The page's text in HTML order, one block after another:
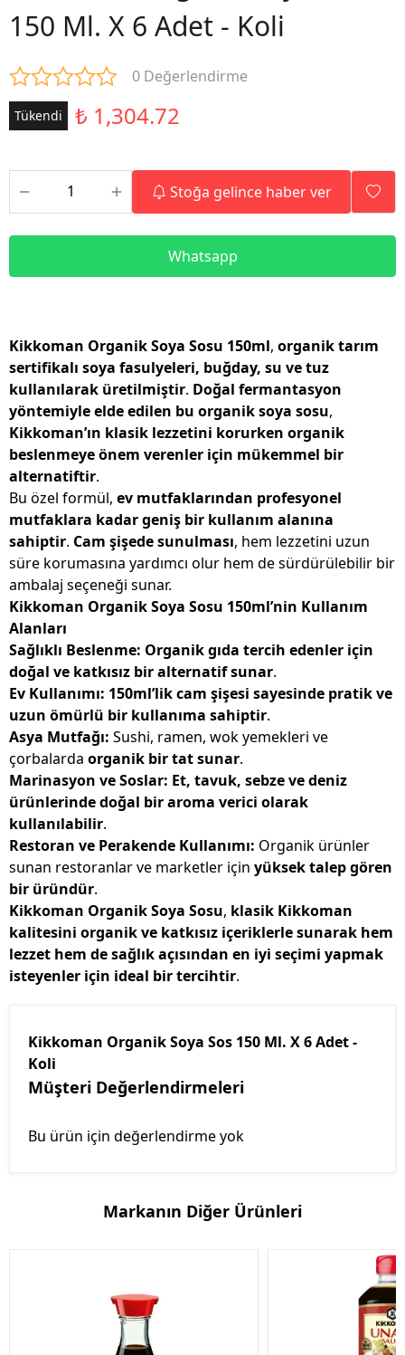
150 Ml. X 6 Adet - Koli
0 Değerlendirme
Tükendi ₺ 1,304.72
Stoğa gelince haber ver
Whatsapp
Kikkoman Organik Soya Sosu 150ml, organik tarım
sertifikalı soya fasulyeleri, buğday, su ve tuz
kullanılarak üretilmiştir. Doğal fermantasyon
yöntemiyle elde edilen bu organik soya sosu,
Kikkoman’ın klasik lezzetini korurken organik
beslenmeye önem verenler için mükemmel bir
alternatiftir.
Bu özel formül, ev mutfaklarından profesyonel
mutfaklara kadar geniş bir kullanım alanına
sahiptir. Cam şişede sunulması, hem lezzetini uzun
süre korumasına yardımcı olur hem de sürdürülebilir bir
ambalaj seçeneği sunar.
Kikkoman Organik Soya Sosu 150ml’nin Kullanım
Alanları
Sağlıklı Beslenme: Organik gıda tercih edenler için
doğal ve katkısız bir alternatif sunar.
Ev Kullanımı: 150ml’lik cam şişesi sayesinde pratik ve
uzun ömürlü bir kullanıma sahiptir.
Asya Mutfağı: Sushi, ramen, wok yemekleri ve
çorbalarda organik bir tat sunar.
Marinasyon ve Soslar: Et, tavuk, sebze ve deniz
ürünlerinde doğal bir aroma verici olarak
kullanılabilir.
Restoran ve Perakende Kullanımı: Organik ürünler
sunan restoranlar ve marketler için yüksek talep gören
bir üründür.
Kikkoman Organik Soya Sosu, klasik Kikkoman
kalitesini organik ve katkısız içeriklerle sunarak hem
lezzet hem de sağlık açısından en iyi seçimi yapmak
isteyenler için ideal bir tercihtir.
Kikkoman Organik Soya Sos 150 Ml. X 6 Adet -
Koli
Müşteri Değerlendirmeleri
Bu ürün için değerlendirme yok
Markanın Diğer Ürünleri